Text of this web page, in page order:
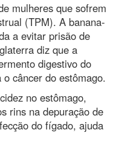
mulheres que sofrem
(TPM). A banana-
a evitar prisão de
diz que a
digestivo do
câncer do estômago.
no estômago,
rins na depuração de
do fígado, ajuda